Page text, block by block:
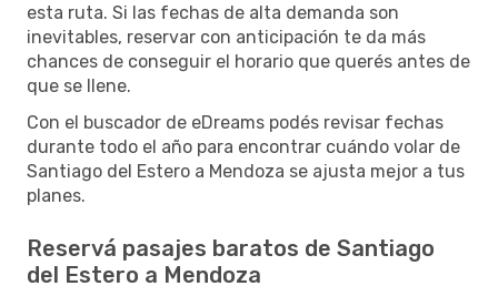
esta ruta. Si las fechas de alta demanda son
inevitables, reservar con anticipación te da más
chances de conseguir el horario que querés antes de
que se llene.
Con el buscador de eDreams podés revisar fechas
durante todo el año para encontrar cuándo volar de
Santiago del Estero a Mendoza se ajusta mejor a tus
planes.
Reservá pasajes baratos de Santiago
del Estero a Mendoza